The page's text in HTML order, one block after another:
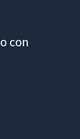
con